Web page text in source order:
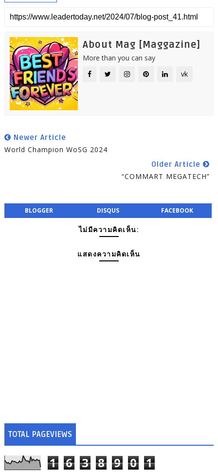
About Mag [Maggazine]
More than you can say
vk
Newer Article
World Champion WoSG 2024
Older Article
“COMMART MEGATECH”
BLOGGER DISQUS FACEBOOK
ไม่มีความคิดเห็น:
แสดงความคิดเห็น
TOTAL PAGEVIEWS
1 6 3 8 9 0 1